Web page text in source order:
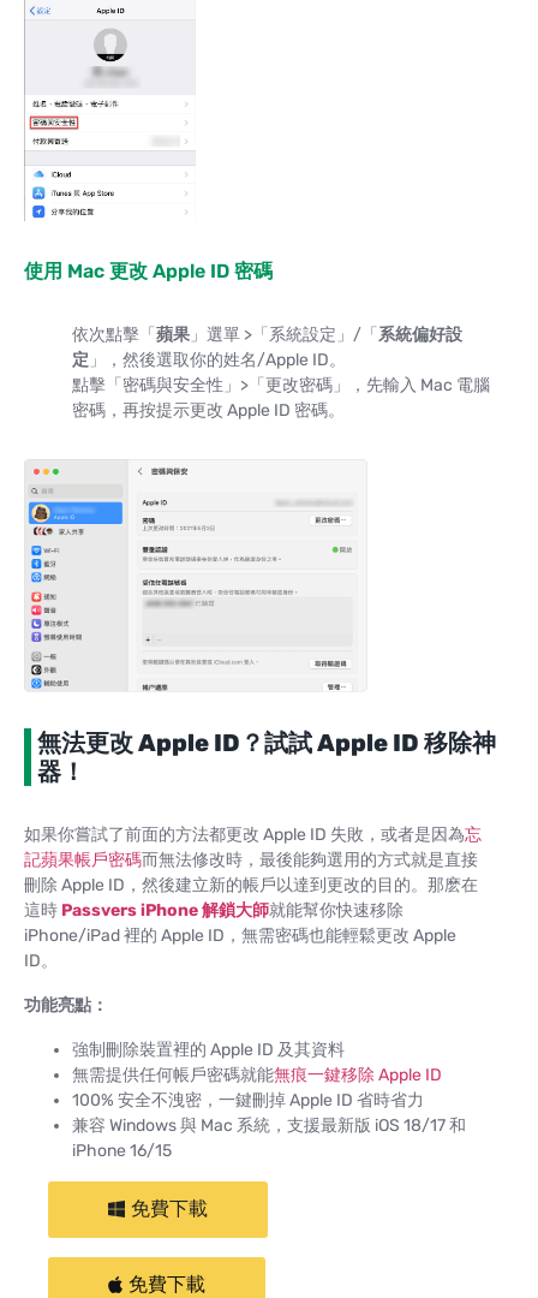
使用 Mac 更改 Apple ID 密碼
依次點擊「 蘋果 」選單 >「系統設定」/「 系統偏好設
定 」，然後選取你的姓名/Apple ID。
點擊「密碼與安全性」>「更改密碼」，先輸入 Mac 電腦
密碼，再按提示更改 Apple ID 密碼。
無法更改 Apple ID？試試 Apple ID 移除神
器！
如果你嘗試了前面的方法都更改 Apple ID 失敗，或者是因為忘
記蘋果帳戶密碼而無法修改時，最後能夠選用的方式就是直接
刪除 Apple ID，然後建立新的帳戶以達到更改的目的。那麽在
這時 Passvers iPhone 解鎖大師就能幫你快速移除
iPhone/iPad 裡的 Apple ID，無需密碼也能輕鬆更改 Apple
ID。
功能亮點：
強制刪除裝置裡的 Apple ID 及其資料
無需提供任何帳戶密碼就能無痕一鍵移除 Apple ID
100% 安全不洩密，一鍵刪掉 Apple ID 省時省力
兼容 Windows 與 Mac 系統，支援最新版 iOS 18/17 和
iPhone 16/15
免費下載
免費下載